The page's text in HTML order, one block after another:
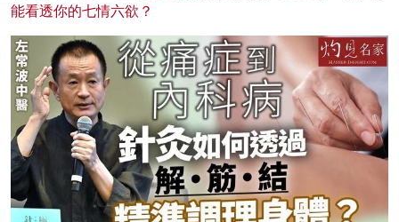
能看透你的七情六欲？